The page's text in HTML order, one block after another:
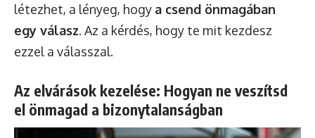
létezhet, a lényeg, hogy a csend önmagában
egy válasz. Az a kérdés, hogy te mit kezdesz
ezzel a válasszal.
Az elvárások kezelése: Hogyan ne veszítsd
el önmagad a bizonytalanságban